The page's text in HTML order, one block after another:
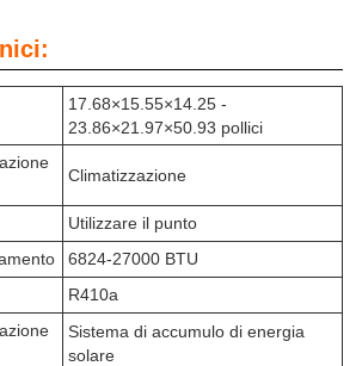
17.68×15.55×14.25 -
23.86×21.97×50.93 pollici
Climatizzazione
Utilizzare il punto
6824-27000 BTU
R410a
Sistema di accumulo di energia
solare